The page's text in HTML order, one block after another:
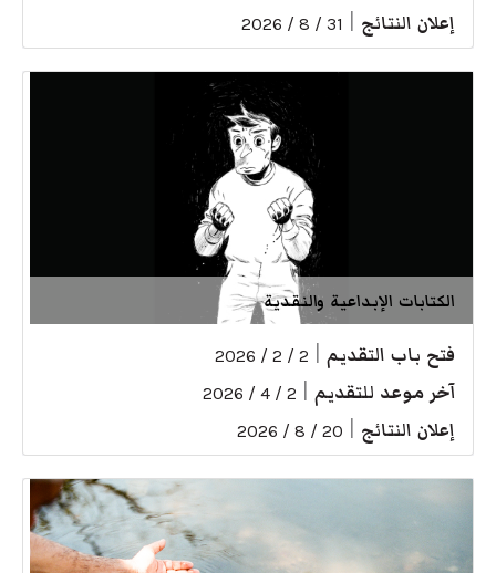
إعلان النتائج 31 / 8 / 2026
الكتابات الإبداعية والنقدية
فتح باب التقديم 2 / 2 / 2026
آخر موعد للتقديم 2 / 4 / 2026
إعلان النتائج 20 / 8 / 2026